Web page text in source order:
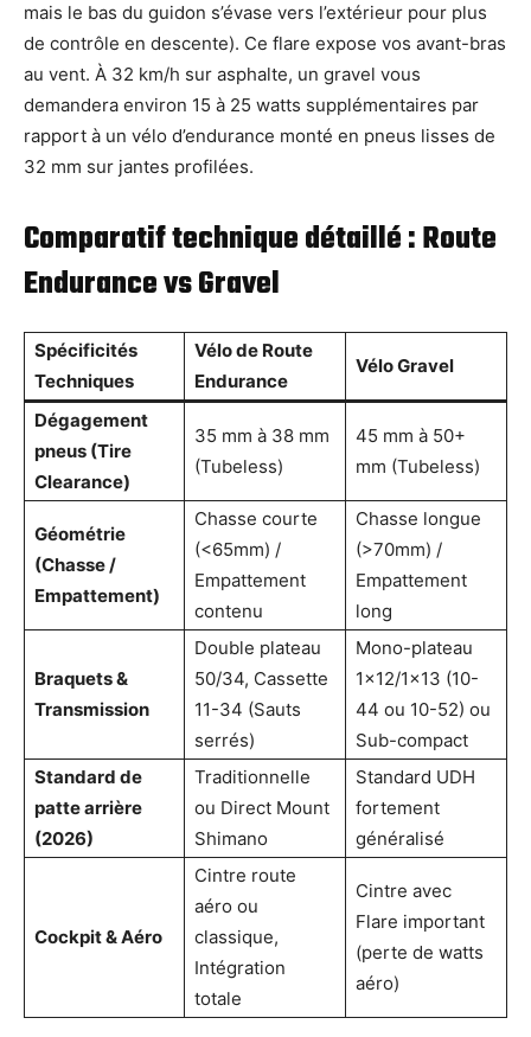
mais le bas du guidon s’évase vers l’extérieur pour plus
de contrôle en descente). Ce flare expose vos avant-bras
au vent. À 32 km/h sur asphalte, un gravel vous
demandera environ 15 à 25 watts supplémentaires par
rapport à un vélo d’endurance monté en pneus lisses de
32 mm sur jantes profilées.
Comparatif technique détaillé : Route
Endurance vs Gravel
Spécificités
Techniques
Vélo de Route
Endurance
Vélo Gravel
Dégagement
pneus (Tire
Clearance)
35 mm à 38 mm
(Tubeless)
45 mm à 50+
mm (Tubeless)
Géométrie
(Chasse /
Empattement)
Chasse courte
(<65mm) /
Empattement
contenu
Chasse longue
(>70mm) /
Empattement
long
Braquets &
Transmission
Double plateau
50/34, Cassette
11-34 (Sauts
serrés)
Mono-plateau
1×12/1×13 (10-
44 ou 10-52) ou
Sub-compact
Standard de
patte arrière
(2026)
Traditionnelle
ou Direct Mount
Shimano
Standard UDH
fortement
généralisé
Cockpit & Aéro
Cintre route
aéro ou
classique,
Intégration
totale
Cintre avec
Flare important
(perte de watts
aéro)